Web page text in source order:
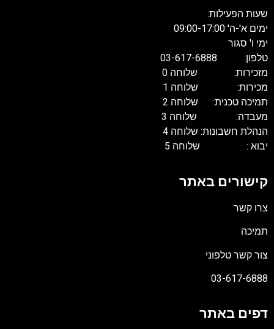
הפעילות:
א'-ה' 09:00-17:00
ו' סגור
03-617-6888
שלוחה 0
שלוחה 1
טכנית: שלוחה 2
שלוחה 3
חשבונות: שלוחה 4
: שלוחה 5
באתר
קשר
קשר טלפוני
03-617-
באתר